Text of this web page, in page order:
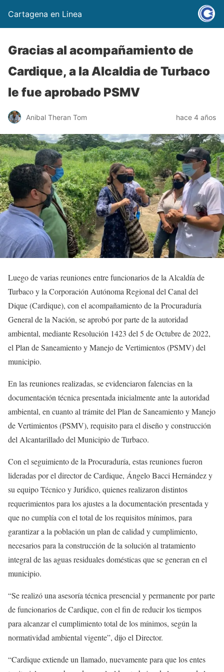
Cartagena en Linea
Gracias al acompañamiento de
Cardique, a la Alcaldia de Turbaco
le fue aprobado PSMV
Anibal Theran Tom hace 4 años
Luego de varias reuniones entre funcionarios de la Alcaldía de
Turbaco y la Corporación Autónoma Regional del Canal del
Dique (Cardique), con el acompañamiento de la Procuraduría
General de la Nación, se aprobó por parte de la autoridad
ambiental, mediante Resolución 1423 del 5 de Octubre de 2022,
el Plan de Saneamiento y Manejo de Vertimientos (PSMV) del
municipio.
En las reuniones realizadas, se evidenciaron falencias en la
documentación técnica presentada inicialmente ante la autoridad
ambiental, en cuanto al trámite del Plan de Saneamiento y Manejo
de Vertimientos (PSMV), requisito para el diseño y construcción
del Alcantarillado del Municipio de Turbaco.
Con el seguimiento de la Procuraduría, estas reuniones fueron
lideradas por el director de Cardique, Ángelo Bacci Hernández y
su equipo Técnico y Jurídico, quienes realizaron distintos
requerimientos para los ajustes a la documentación presentada y
que no cumplía con el total de los requisitos mínimos, para
garantizar a la población un plan de calidad y cumplimiento,
necesarios para la construcción de la solución al tratamiento
integral de las aguas residuales domésticas que se generan en el
municipio.
“Se realizó una asesoría técnica presencial y permanente por parte
de funcionarios de Cardique, con el fin de reducir los tiempos
para alcanzar el cumplimiento total de los mínimos, según la
normatividad ambiental vigente”, dijo el Director.
“Cardique extiende un llamado, nuevamente para que los entes